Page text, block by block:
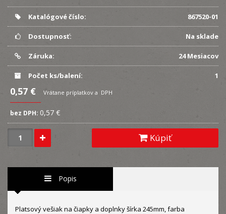
Katalógové číslo: 867520-01
Dostupnosť: Na sklade
Záruka: 24 Mesiacov
Počet ks/balení: 1
0,57 € Vrátane príplatkov a DPH
bez DPH: 0,57 €
Kúpiť
Popis
Platsový vešiak na čiapky a doplnky šírka 245mm, farba